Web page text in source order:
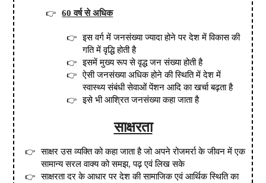
60 वर्ष से अधिक
इस वर्ग में जनसंख्या ज्यादा होने पर देश में विकास की
गति में वृद्धि होती है
इसमें मुख्य रूप से वृद्ध जन संख्या होती है
ऐसी जनसंख्या अधिक होने की स्थिति में देश में
स्वास्थ्य संबंधी सेवाओं पेंशन आदि का खर्चा बढ़ता है
इसे भी आश्रित जनसंख्या कहा जाता है
साक्षरता
साक्षर उस व्यक्ति को कहा जाता है जो अपने रोजमर्रा के जीवन में एक
सामान्य सरल वाक्य को समझ,पढ़ एवंलिख सके
साक्षरता दर के आधार पर देश की सामाजिक एवं आर्थिक स्थिति का